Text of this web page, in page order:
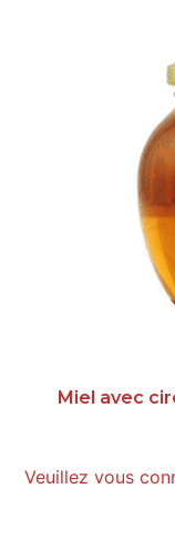
Miel avec
Veuillez vous